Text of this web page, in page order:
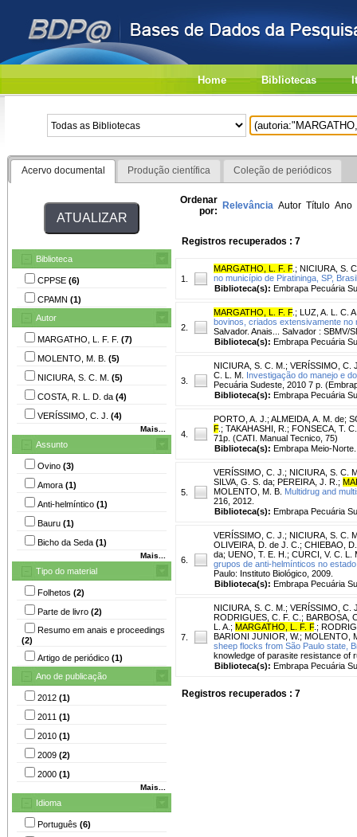
Home Bibliotecas
Acervo documental Produção científica Coleção de periódicos
Biblioteca
CPPSE (6)
CPAMN (1)
Autor
MARGATHO, L. F. F. (7)
MOLENTO, M. B. (5)
NICIURA, S. C. M. (5)
COSTA, R. L. D. da (4)
VERÍSSIMO, C. J. (4)
Mais...
Assunto
Ovino (3)
Amora (1)
Anti-helmíntico (1)
Bauru (1)
Bicho da Seda (1)
Mais...
Tipo do material
Folhetos (2)
Parte de livro (2)
Resumo em anais e proceedings
(2)
Artigo de periódico (1)
Ano de publicação
2012 (1)
2011 (1)
2010 (1)
2009 (2)
2000 (1)
Mais...
Idioma
Português (6)
Ordenar
por: Relevância Autor Título Ano
Registros recuperados : 7
1.
MARGATHO, L. F. F. ; NICIURA, S.
no município de Piratininga, SP,
Biblioteca(s): Embrapa Pecuária
2.
MARGATHO, L. F. F. ; LUZ, A. L. C.
bovinos, criados extensivamente no
Salvador. Anais... Salvador : SBMV/
Biblioteca(s): Embrapa Pecuária
3.
NICIURA, S. C. M. ; VERÍSSIMO, C.
C. L. M. Investigação do manejo e
Pecuária Sudeste, 2010 7 p.
Biblioteca(s): Embrapa Pecuária
4.
PORTO, A. J. ; ALMEIDA, A. M. de;
F. ; TAKAHASHI, R. ; FONSECA, T. C.
71p. (CATI. Manual Tecnico, 75)
Biblioteca(s): Embrapa Meio-Norte.
5.
VERÍSSIMO, C. J. ; NICIURA, S. C.
SILVA, G. S. da; PEREIRA, J. R. ;
MOLENTO, M. B. Multidrug and
216, 2012.
Biblioteca(s): Embrapa Pecuária
6.
VERÍSSIMO, C. J. ; NICIURA, S. C.
OLIVEIRA, D. de J. C. ; CHIEBAO,
da; UENO, T. E. H. ; CURCI, V. C. L.
grupos de anti-helmínticos no
Paulo: Instituto Biológico, 2009.
Biblioteca(s): Embrapa Pecuária
7.
NICIURA, S. C. M. ; VERÍSSIMO, C.
RODRIGUES, C. F. C. ; BARBOSA,
L. A. ; MARGATHO, L. F. F. ;
BARIONI JUNIOR, W.; MOLENTO,
sheep flocks from São Paulo state,
knowledge of parasite resistance of
Biblioteca(s): Embrapa Pecuária
Registros recuperados : 7